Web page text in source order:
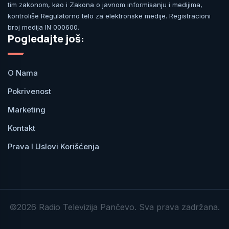
tim zakonom, kao i Zakona o javnom informisanju i medijima,
kontroliše Regulatorno telo za elektronske medije. Registracioni
broj medija IN 000600.
Pogledajte još:
O Nama
Pokrivenost
Marketing
Kontakt
Prava I Uslovi Korišćenja
©2026 Radio Televizija Pančevo. Sva prava zadržana.